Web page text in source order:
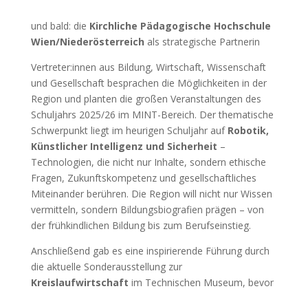
und bald: die Kirchliche Pädagogische Hochschule
Wien/Niederösterreich als strategische Partnerin
Vertreter:innen aus Bildung, Wirtschaft, Wissenschaft
und Gesellschaft besprachen die Möglichkeiten in der
Region und planten die großen Veranstaltungen des
Schuljahrs 2025/26 im MINT-Bereich. Der thematische
Schwerpunkt liegt im heurigen Schuljahr auf Robotik,
Künstlicher Intelligenz und Sicherheit –
Technologien, die nicht nur Inhalte, sondern ethische
Fragen, Zukunftskompetenz und gesellschaftliches
Miteinander berühren. Die Region will nicht nur Wissen
vermitteln, sondern Bildungsbiografien prägen – von
der frühkindlichen Bildung bis zum Berufseinstieg.
Anschließend gab es eine inspirierende Führung durch
die aktuelle Sonderausstellung zur
Kreislaufwirtschaft im Technischen Museum, bevor